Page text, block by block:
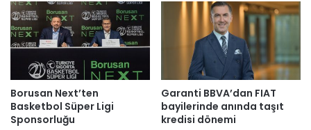
Borusan Next’ten
Basketbol Süper Ligi
Sponsorluğu
Garanti BBVA’dan FIAT
bayilerinde anında taşıt
kredisi dönemi